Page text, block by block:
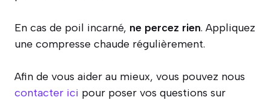
En cas de poil incarné, ne percez rien. Appliquez
une compresse chaude régulièrement.
Afin de vous aider au mieux, vous pouvez nous
contacter ici pour poser vos questions sur